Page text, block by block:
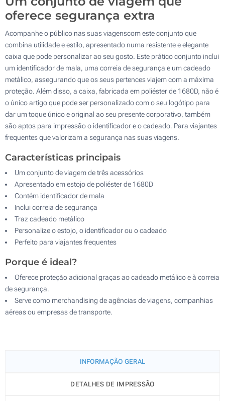
oferece segurança extra
Acompanhe o público nas suas viagenscom este conjunto que
combina utilidade e estilo, apresentado numa resistente e elegante
caixa que pode personalizar ao seu gosto. Este prático conjunto inclui
um identificador de mala, uma correia de segurança e um cadeado
metálico, assegurando que os seus pertences viajem com a máxima
proteção. Além disso, a caixa, fabricada em poliéster de 1680D, não é
o único artigo que pode ser personalizado com o seu logótipo para
dar um toque único e original ao seu presente corporativo, também
são aptos para impressão o identificador e o cadeado. Para viajantes
frequentes que valorizam a segurança nas suas viagens.
Características principais
Um conjunto de viagem de três acessórios
Apresentado em estojo de poliéster de 1680D
Contém identificador de mala
Inclui correia de segurança
Traz cadeado metálico
Personalize o estojo, o identificador ou o cadeado
Perfeito para viajantes frequentes
Porque é ideal?
Oferece proteção adicional graças ao cadeado metálico e à correia
de segurança.
Serve como merchandising de agências de viagens, companhias
aéreas ou empresas de transporte.
INFORMAÇÃO GERAL
DETALHES DE IMPRESSÃO